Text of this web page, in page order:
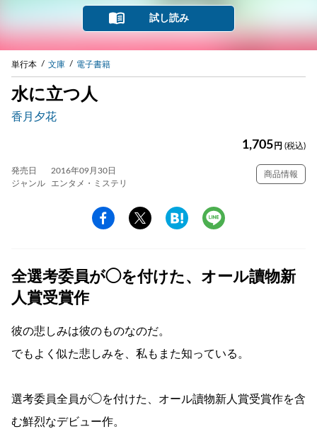
試し読み
単行本 文庫 電子書籍
水に立つ人
香月夕花
1,705 円 (税込)
発売日
2016年09月30日
ジャンル
エンタメ・ミステリ
商品情報
全選考委員が◯を付けた、オール讀物新
人賞受賞作
彼の悲しみは彼のものなのだ。
でもよく似た悲しみを、私もまた知っている。
選考委員全員が◯を付けた、オール讀物新人賞受賞作を含
む鮮烈なデビュー作。